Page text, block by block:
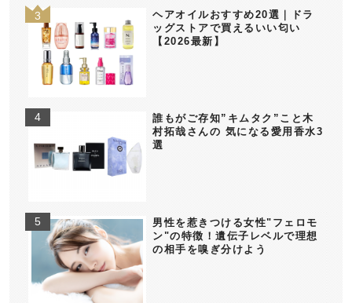
ヘアオイルおすすめ20選｜ドラ
ッグストアで買えるいい匂い
【2026最新】
誰もがご存知”キムタク”こと木
村拓哉さんの 気になる愛用香水3
選
男性を惹きつける女性"フェロモ
ン"の特徴！遺伝子レベルで理想
の相手を嗅ぎ分けよう